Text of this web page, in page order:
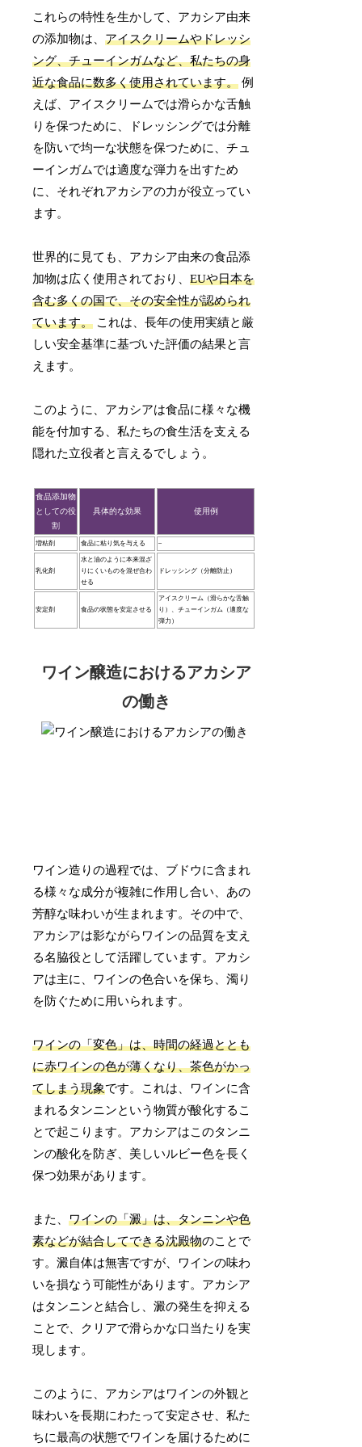
これらの特性を生かして、アカシア由来
の添加物は、アイスクリームやドレッシ
ング、チューインガムなど、私たちの身
近な食品に数多く使用されています。 例
えば、アイスクリームでは滑らかな舌触
りを保つために、ドレッシングでは分離
を防いで均一な状態を保つために、チュ
ーインガムでは適度な弾力を出すため
に、それぞれアカシアの力が役立ってい
ます。
世界的に見ても、アカシア由来の食品添
加物は広く使用されており、EUや日本を
含む多くの国で、その安全性が認められ
ています。 これは、長年の使用実績と厳
しい安全基準に基づいた評価の結果と言
えます。
このように、アカシアは食品に様々な機
能を付加する、私たちの食生活を支える
隠れた立役者と言えるでしょう。
食品添加物
としての役
割
具体的な効果 使用例
増粘剤 食品に粘り気を与える –
乳化剤
水と油のように本来混ざ
りにくいものを混ぜ合わ
せる
ドレッシング（分離防止）
安定剤 食品の状態を安定させる
アイスクリーム（滑らかな舌触
り）、チューインガム（適度な
弾力）
ワイン醸造におけるアカシア
の働き
ワイン造りの過程では、ブドウに含まれ
る様々な成分が複雑に作用し合い、あの
芳醇な味わいが生まれます。その中で、
アカシアは影ながらワインの品質を支え
る名脇役として活躍しています。アカシ
アは主に、ワインの色合いを保ち、濁り
を防ぐために用いられます。
ワインの「変色」は、時間の経過ととも
に赤ワインの色が薄くなり、茶色がかっ
てしまう現象です。これは、ワインに含
まれるタンニンという物質が酸化するこ
とで起こります。アカシアはこのタンニ
ンの酸化を防ぎ、美しいルビー色を長く
保つ効果があります。
また、ワインの「澱」は、タンニンや色
素などが結合してできる沈殿物のことで
す。澱自体は無害ですが、ワインの味わ
いを損なう可能性があります。アカシア
はタンニンと結合し、澱の発生を抑える
ことで、クリアで滑らかな口当たりを実
現します。
このように、アカシアはワインの外観と
味わいを長期にわたって安定させ、私た
ちに最高の状態でワインを届けるために